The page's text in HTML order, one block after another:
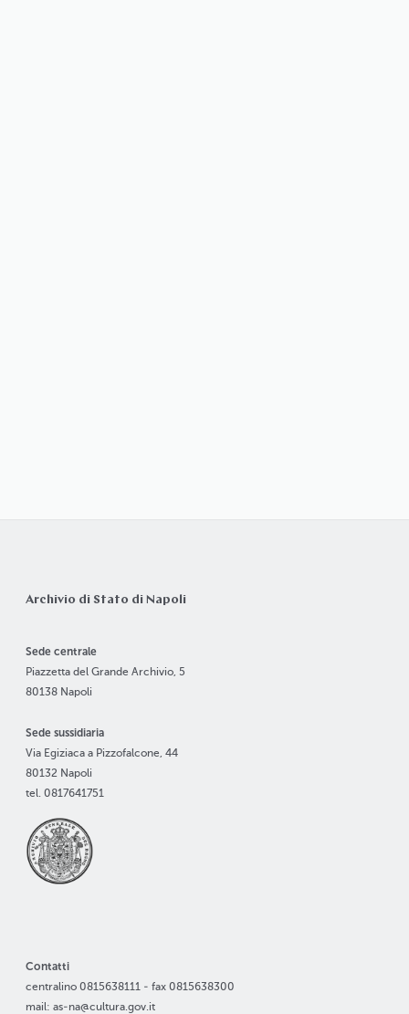
Archivio di Stato di Napoli
Sede centrale
Piazzetta del Grande Archivio, 5
80138 Napoli
Sede sussidiaria
Via Egiziaca a Pizzofalcone, 44
80132 Napoli
tel. 0817641751
Contatti
centralino 0815638111 - fax 0815638300
mail: as-na@cultura.gov.it